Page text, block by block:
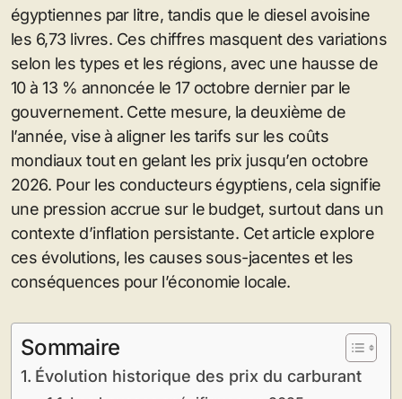
égyptiennes par litre, tandis que le diesel avoisine
les 6,73 livres. Ces chiffres masquent des variations
selon les types et les régions, avec une hausse de
10 à 13 % annoncée le 17 octobre dernier par le
gouvernement. Cette mesure, la deuxième de
l’année, vise à aligner les tarifs sur les coûts
mondiaux tout en gelant les prix jusqu’en octobre
2026. Pour les conducteurs égyptiens, cela signifie
une pression accrue sur le budget, surtout dans un
contexte d’inflation persistante. Cet article explore
ces évolutions, les causes sous-jacentes et les
conséquences pour l’économie locale.
Sommaire
Évolution historique des prix du carburant